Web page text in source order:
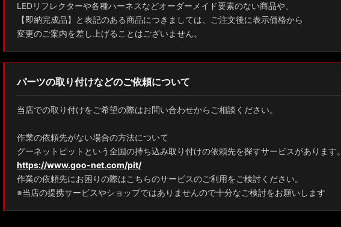
ZWE211H/NRE210H/NRE214H カローラスポーツ
GXPA16 MXPA12 GRヤリス
MXPH10/MXPA10/MXBA10/KSP210 ヤリス
MXPJ10/15 MXPB10/15 ヤリスクロス
ZYX10 NGX50 C-HR
AAHH40W/AAHH45W/TAHA40W ヴェルファイア
AAHH40W/AAHH45W/AGH40W アルファード
AYH30/GGH30/35/AGH30/35 ヴェルファイア
LEDリフレクターや各種ハーネスなどオーダーメイド要素のない商品や、
【即納完成品】と表記のある商品につきましては、ご注文後に表示価格から
変更のご案内を差し上げることはございません。
パーツの取り付けなどのご依頼について
当店での取り付けをご希望の際はお問い合わせからご相談ください。
作業の依頼先がない場合の方法について
グーネットピットという全国の持ち込み取り付けの依頼先を探すサービスがあります。
https://www.goo-net.com/pit/
作業の依頼先にお困りの際はこちらのサービスのご利用をご検討ください。
※当店の提携サービスやショップではありませんので十分なご検討をお願いします